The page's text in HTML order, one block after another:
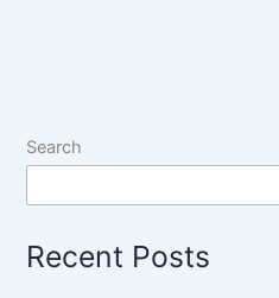
Search
Recent Posts